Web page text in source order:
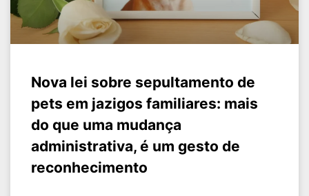
Nova lei sobre sepultamento de
pets em jazigos familiares: mais
do que uma mudança
administrativa, é um gesto de
reconhecimento